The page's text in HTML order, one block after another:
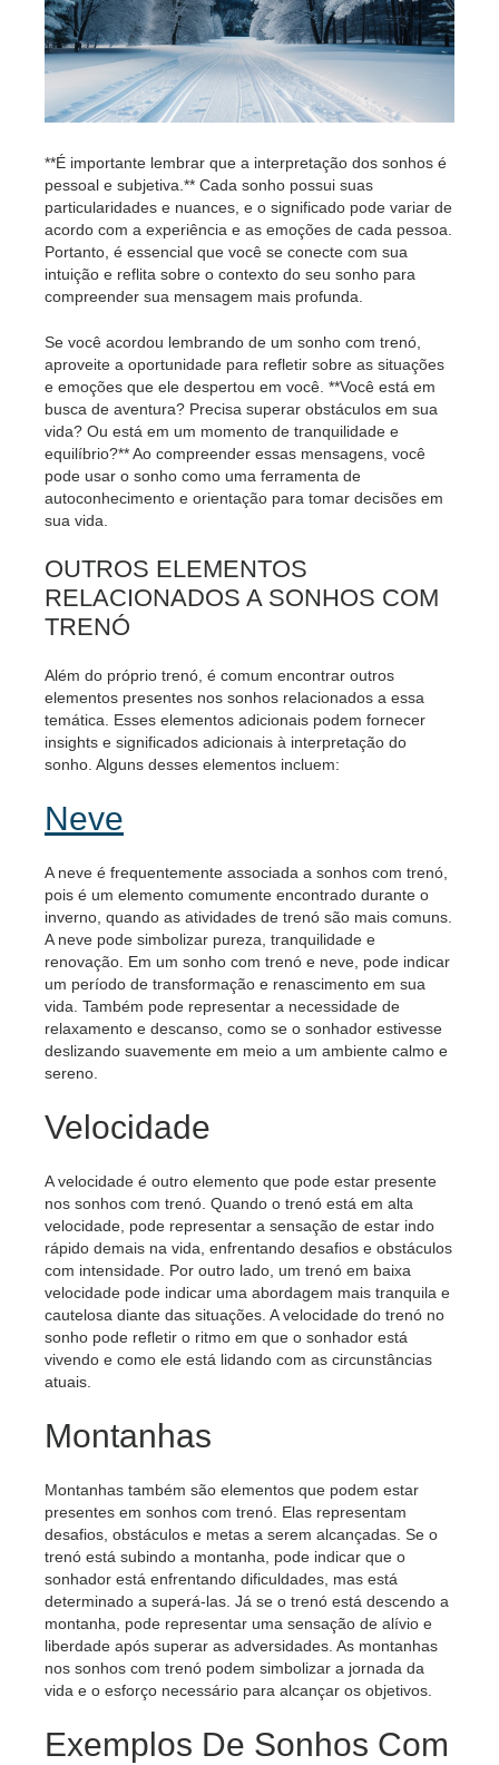
**É importante lembrar que a interpretação dos sonhos é
pessoal e subjetiva.** Cada sonho possui suas
particularidades e nuances, e o significado pode variar de
acordo com a experiência e as emoções de cada pessoa.
Portanto, é essencial que você se conecte com sua
intuição e reflita sobre o contexto do seu sonho para
compreender sua mensagem mais profunda.
Se você acordou lembrando de um sonho com trenó,
aproveite a oportunidade para refletir sobre as situações
e emoções que ele despertou em você. **Você está em
busca de aventura? Precisa superar obstáculos em sua
vida? Ou está em um momento de tranquilidade e
equilíbrio?** Ao compreender essas mensagens, você
pode usar o sonho como uma ferramenta de
autoconhecimento e orientação para tomar decisões em
sua vida.
OUTROS ELEMENTOS
RELACIONADOS A SONHOS COM
TRENÓ
Além do próprio trenó, é comum encontrar outros
elementos presentes nos sonhos relacionados a essa
temática. Esses elementos adicionais podem fornecer
insights e significados adicionais à interpretação do
sonho. Alguns desses elementos incluem:
Neve
A neve é frequentemente associada a sonhos com trenó,
pois é um elemento comumente encontrado durante o
inverno, quando as atividades de trenó são mais comuns.
A neve pode simbolizar pureza, tranquilidade e
renovação. Em um sonho com trenó e neve, pode indicar
um período de transformação e renascimento em sua
vida. Também pode representar a necessidade de
relaxamento e descanso, como se o sonhador estivesse
deslizando suavemente em meio a um ambiente calmo e
sereno.
Velocidade
A velocidade é outro elemento que pode estar presente
nos sonhos com trenó. Quando o trenó está em alta
velocidade, pode representar a sensação de estar indo
rápido demais na vida, enfrentando desafios e obstáculos
com intensidade. Por outro lado, um trenó em baixa
velocidade pode indicar uma abordagem mais tranquila e
cautelosa diante das situações. A velocidade do trenó no
sonho pode refletir o ritmo em que o sonhador está
vivendo e como ele está lidando com as circunstâncias
atuais.
Montanhas
Montanhas também são elementos que podem estar
presentes em sonhos com trenó. Elas representam
desafios, obstáculos e metas a serem alcançadas. Se o
trenó está subindo a montanha, pode indicar que o
sonhador está enfrentando dificuldades, mas está
determinado a superá-las. Já se o trenó está descendo a
montanha, pode representar uma sensação de alívio e
liberdade após superar as adversidades. As montanhas
nos sonhos com trenó podem simbolizar a jornada da
vida e o esforço necessário para alcançar os objetivos.
Exemplos De Sonhos Com